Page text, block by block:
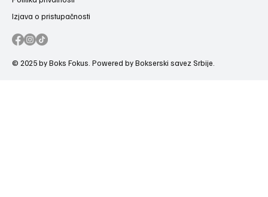
Izjava o pristupačnosti
© 2025 by Boks Fokus. Powered by Bokserski savez Srbije.